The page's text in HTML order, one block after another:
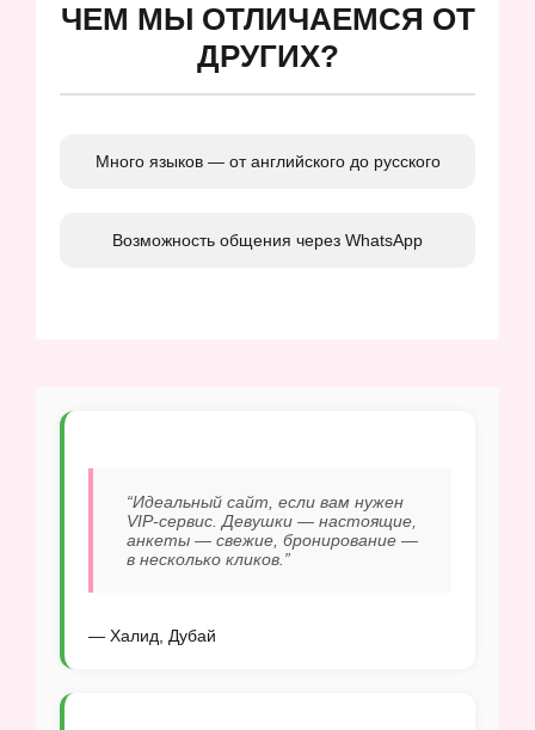
ЧЕМ МЫ ОТЛИЧАЕМСЯ ОТ
ДРУГИХ?
Много языков — от английского до русского
Возможность общения через WhatsApp
“Идеальный сайт, если вам нужен
VIP-сервис. Девушки — настоящие,
анкеты — свежие, бронирование —
в несколько кликов.”
— Халид, Дубай